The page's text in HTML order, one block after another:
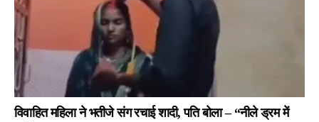
विवाहित महिला ने भतीजे संग रचाई शादी, पति बोला – “नीले ड्रम में